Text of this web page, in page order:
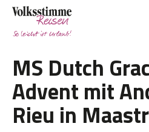
MS Dutch
Advent mit
Rieu in